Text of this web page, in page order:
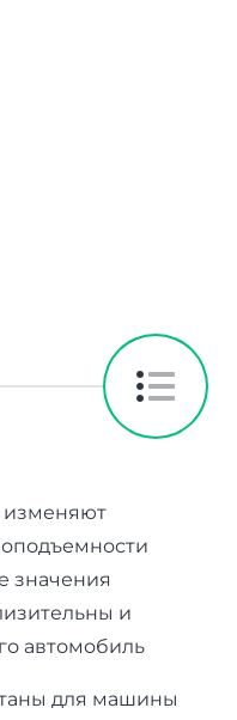
изменяют
значения
и
автомобиль
для машины